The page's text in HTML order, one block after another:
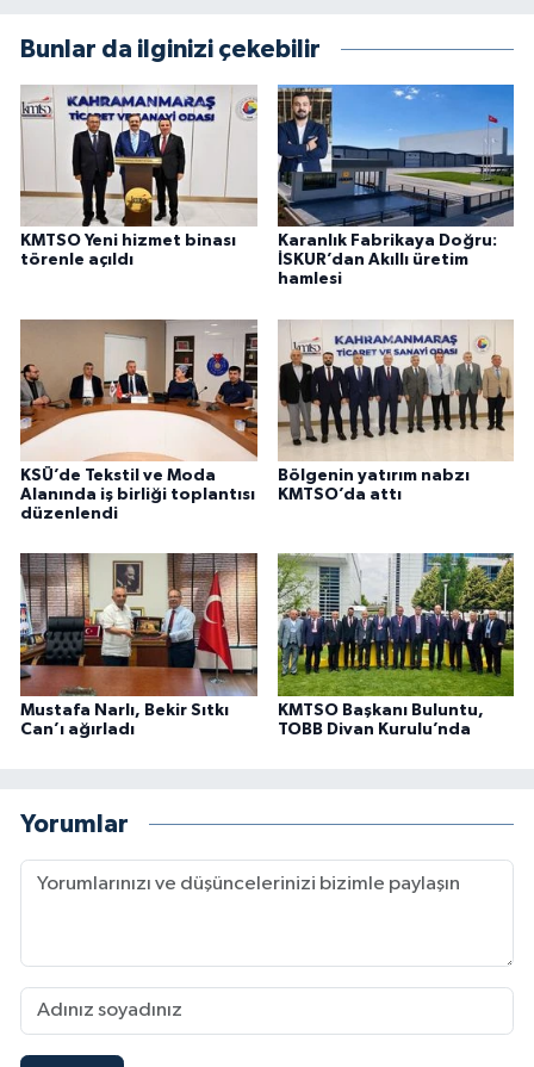
Bunlar da ilginizi çekebilir
KMTSO Yeni hizmet binası
törenle açıldı
Karanlık Fabrikaya Doğru:
İSKUR’dan Akıllı üretim
hamlesi
KSÜ’de Tekstil ve Moda
Alanında iş birliği toplantısı
düzenlendi
Bölgenin yatırım nabzı
KMTSO’da attı
Mustafa Narlı, Bekir Sıtkı
Can’ı ağırladı
KMTSO Başkanı Buluntu,
TOBB Divan Kurulu’nda
Yorumlar